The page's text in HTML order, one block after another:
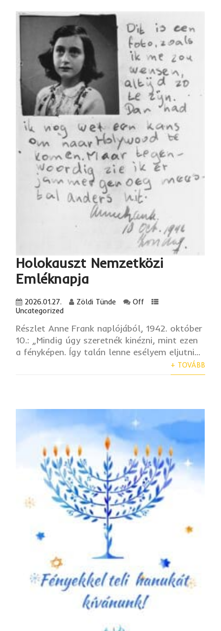
Holokauszt Nemzetközi
Emléknapja
2026.01.27. Zöldi Tünde
Off
Uncategorized
Részlet Anne Frank naplójából, 1942. október
10.: „Mindig úgy szeretnék kinézni, mint ezen
a fényképen. Így talán lenne esélyem eljutni...
+ TOVÁBB